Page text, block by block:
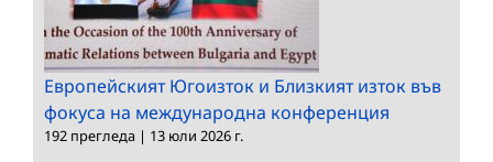
Европейският Югоизток и Близкият изток във
фокуса на международна конференция
192 прегледа | 13 юли 2026 г.